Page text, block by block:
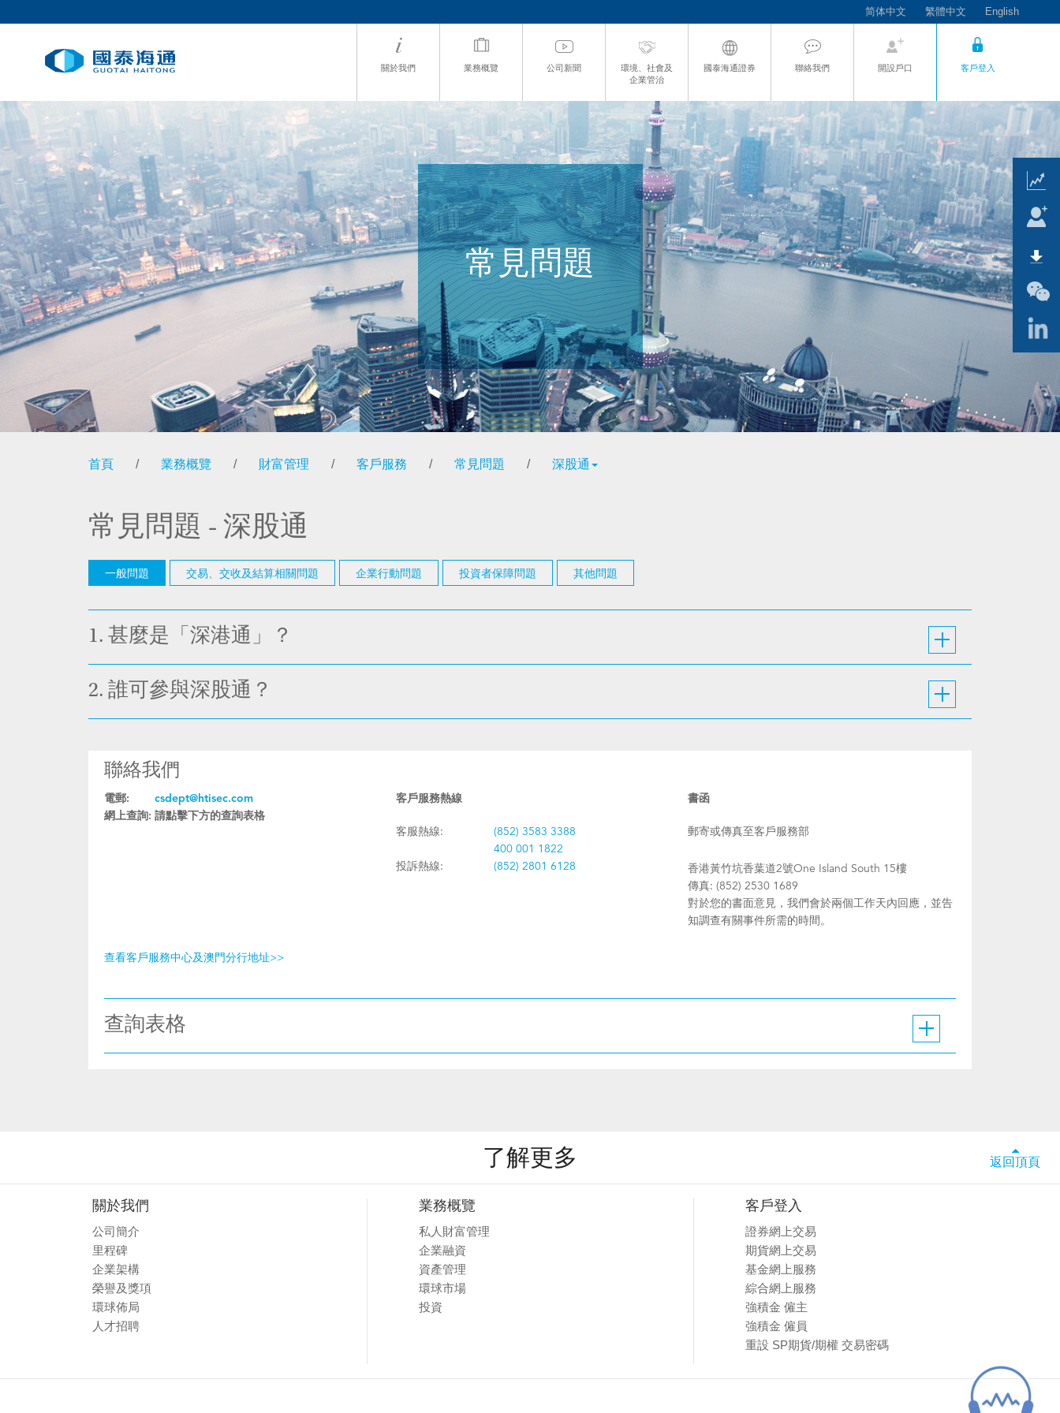
简体中文 繁體中文 English
關於我們 業務概覽 公司新聞
環境、社會及
企業管治
國泰海通證券 聯絡我們 開設戶口 客戶登入
常見問題
首頁 / 業務概覽 / 財富管理 / 客戶服務 / 常見問題 / 深股通
常見問題 - 深股通
一般問題 交易、交收及結算相關問題 企業行動問題 投資者保障問題 其他問題
1. 甚麼是「深港通」？
2. 誰可參與深股通？
聯絡我們
電郵:
csdept@htisec.com
網上查詢: 請點擊下方的查詢表格
客戶服務熱線
客服熱線:
(852) 3583 3388
400 001 1822
投訴熱線:
(852) 2801 6128
書函
郵寄或傳真至客戶服務部
香港黃竹坑香葉道2號One Island South 15樓
傳真: (852) 2530 1689
對於您的書面意見，我們會於兩個工作天內回應，並告
知調查有關事件所需的時間。
查看客戶服務中心及澳門分行地址>>
查詢表格
了解更多 返回頂頁
關於我們
公司簡介
里程碑
企業架構
榮譽及獎項
環球佈局
人才招聘
業務概覽
私人財富管理
企業融資
資產管理
環球市場
投資
客戶登入
證券網上交易
期貨網上交易
基金網上服務
綜合網上服務
強積金 僱主
強積金 僱員
重設 SP期貨/期權 交易密碼